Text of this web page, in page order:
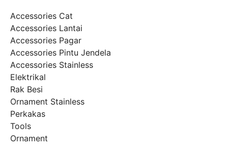
Accessories Cat
Accessories Lantai
Accessories Pagar
Accessories Pintu Jendela
Accessories Stainless
Elektrikal
Rak Besi
Ornament Stainless
Perkakas
Tools
Ornament